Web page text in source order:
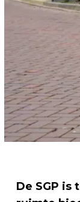
De SGP